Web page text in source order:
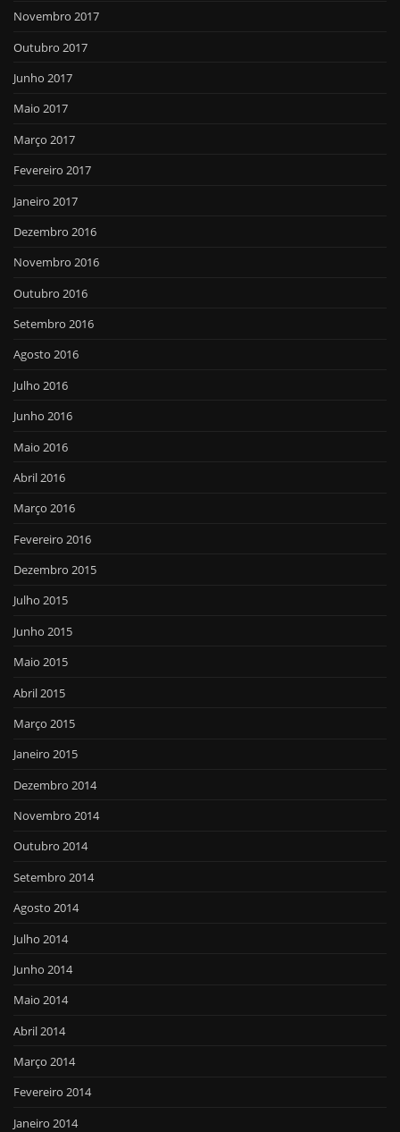
Novembro 2017
Outubro 2017
Junho 2017
Maio 2017
Março 2017
Fevereiro 2017
Janeiro 2017
Dezembro 2016
Novembro 2016
Outubro 2016
Setembro 2016
Agosto 2016
Julho 2016
Junho 2016
Maio 2016
Abril 2016
Março 2016
Fevereiro 2016
Dezembro 2015
Julho 2015
Junho 2015
Maio 2015
Abril 2015
Março 2015
Janeiro 2015
Dezembro 2014
Novembro 2014
Outubro 2014
Setembro 2014
Agosto 2014
Julho 2014
Junho 2014
Maio 2014
Abril 2014
Março 2014
Fevereiro 2014
Janeiro 2014